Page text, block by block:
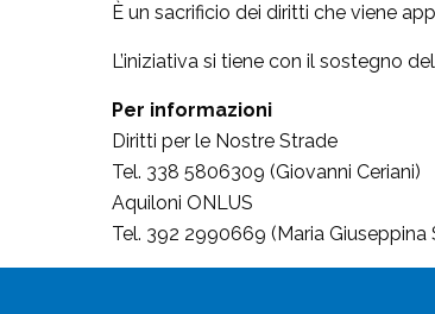
È un sacrificio dei diritti che viene
L’iniziativa si tiene con il sostegno
Per informazioni
Diritti per le Nostre Strade
Tel. 338 5806309 (Giovanni Ceriani)
Aquiloni ONLUS
Tel. 392 2990669 (Maria Giuseppina